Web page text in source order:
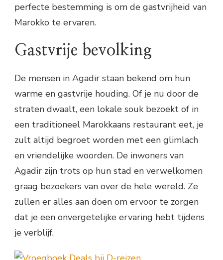
perfecte bestemming is om de gastvrijheid van
Marokko te ervaren.
Gastvrije bevolking
De mensen in Agadir staan bekend om hun
warme en gastvrije houding. Of je nu door de
straten dwaalt, een lokale souk bezoekt of in
een traditioneel Marokkaans restaurant eet, je
zult altijd begroet worden met een glimlach
en vriendelijke woorden. De inwoners van
Agadir zijn trots op hun stad en verwelkomen
graag bezoekers van over de hele wereld. Ze
zullen er alles aan doen om ervoor te zorgen
dat je een onvergetelijke ervaring hebt tijdens
je verblijf.